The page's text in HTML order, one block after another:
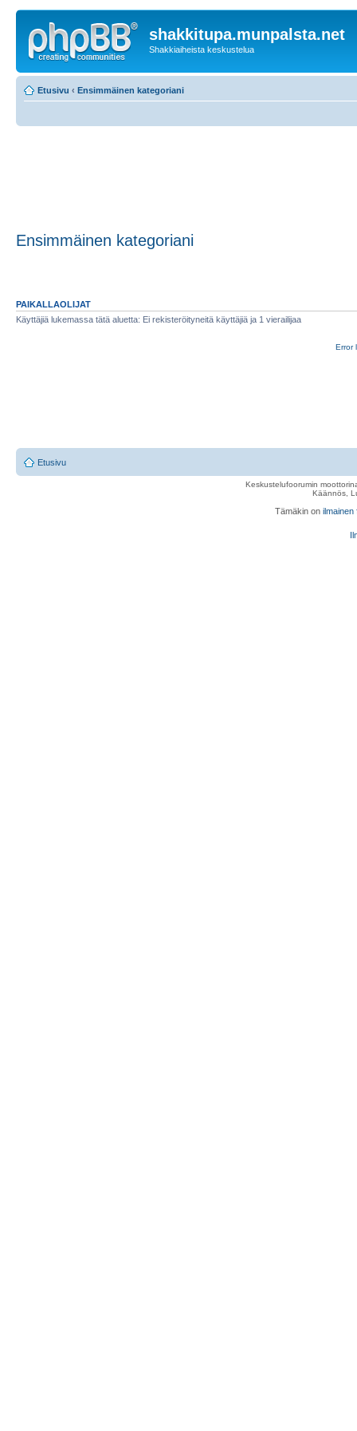
shakkitupa.munpalsta.net
Shakkiaiheista keskustelua
Etusivu ‹ Ensimmäinen kategoriani
Ensimmäinen kategoriani
PAIKALLAOLIJAT
Käyttäjiä lukemassa tätä aluetta: Ei rekisteröityneitä käyttäjiä ja 1 vierailijaa
Error
Etusivu
Keskustelufoorumin
Käännös,
Tämäkin on ilmainen